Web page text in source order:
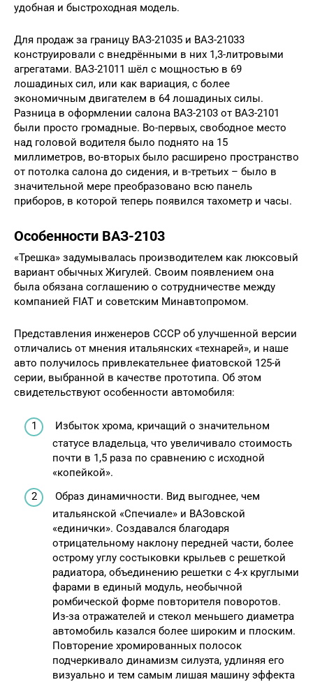
удобная и быстроходная модель.
Для продаж за границу ВАЗ-21035 и ВАЗ-21033
конструировали с внедрёнными в них 1,3-литровыми
агрегатами. ВАЗ-21011 шёл с мощностью в 69
лошадиных сил, или как вариация, с более
экономичным двигателем в 64 лошадиных силы.
Разница в оформлении салона ВАЗ-2103 от ВАЗ-2101
были просто громадные. Во-первых, свободное место
над головой водителя было поднято на 15
миллиметров, во-вторых было расширено пространство
от потолка салона до сидения, и в-третьих – было в
значительной мере преобразовано всю панель
приборов, в которой теперь появился тахометр и часы.
Особенности ВАЗ-2103
«Трешка» задумывалась производителем как люксовый
вариант обычных Жигулей. Своим появлением она
была обязана соглашению о сотрудничестве между
компанией FIAT и советским Минавтопромом.
Представления инженеров СССР об улучшенной версии
отличались от мнения итальянских «технарей», и наше
авто получилось привлекательнее фиатовской 125-й
серии, выбранной в качестве прототипа. Об этом
свидетельствуют особенности автомобиля:
Избыток хрома, кричащий о значительном
статусе владельца, что увеличивало стоимость
почти в 1,5 раза по сравнению с исходной
«копейкой».
Образ динамичности. Вид выгоднее, чем
итальянской «Спечиале» и ВАЗовской
«единички». Создавался благодаря
отрицательному наклону передней части, более
острому углу состыковки крыльев с решеткой
радиатора, объединению решетки с 4-х круглыми
фарами в единый модуль, необычной
ромбической форме повторителя поворотов.
Из-за отражателей и стекол меньшего диаметра
автомобиль казался более широким и плоским.
Повторение хромированных полосок
подчеркивало динамизм силуэта, удлиняя его
визуально и тем самым лишая машину эффекта